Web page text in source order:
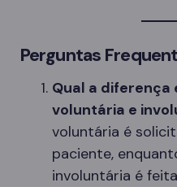
Perguntas
Qual a
voluntária e
voluntária é
paciente,
involuntária é